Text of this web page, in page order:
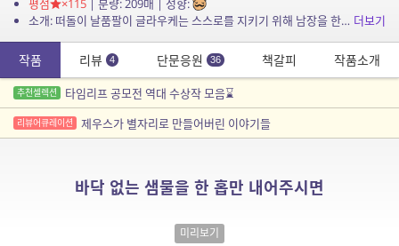
평점
×115| 분량: 209매 | 성향:
소개: 떠돌이 날품팔이 글라우케는 스스로를 지키기 위해 남장을 한다. 하지만 글라우케를 아고리(소년)라 오해한 남색 귀족에게 끌려가고 만다. 가까스로 귀족의 집을 탈출하여 칼잡이 노예장에... 더보기
작품 리뷰 4 단문응원 36 책갈피 작품소개
추천셀렉션 타임리프 공모전 역대 수상작 모음⌛
리뷰어큐레이션 제우스가 별자리로 만들어버린 이야기들
바닥 없는 샘물을 한 홉만 내어주시면
미리보기